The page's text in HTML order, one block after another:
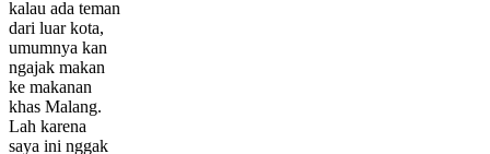
kalau ada teman
dari luar kota,
umumnya kan
ngajak makan
ke makanan
khas Malang.
Lah karena
saya ini nggak